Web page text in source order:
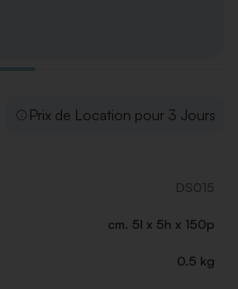
Prix de Location pour 3 Jours
DS015
cm. 5l x 5h x 150p
0.5 kg